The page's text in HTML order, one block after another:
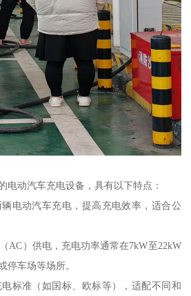
电动汽车充电设备，具有以下特点：
电动汽车充电，提高充电效率，适合公
AC）供电，充电功率通常在7kW至22kW
停车场等场所。
标准（如国标、欧标等），适配不同和